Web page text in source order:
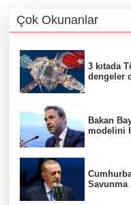
Çok Okunanlar
3 kıtada
dengeler
Bakan
modelini
Savunma